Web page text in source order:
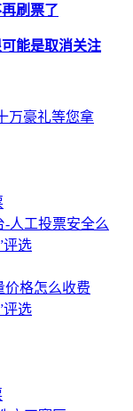
刷票了
能是取消关注
万豪礼等您拿
人工投票安全么
评选
价格怎么收费
评选